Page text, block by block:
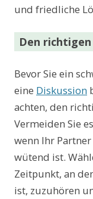
und friedliche
Den
Bevor Sie ein
eine Diskussion
achten, den
Vermeiden Sie
wenn Ihr
wütend ist.
Zeitpunkt, an
ist, zuzuhören